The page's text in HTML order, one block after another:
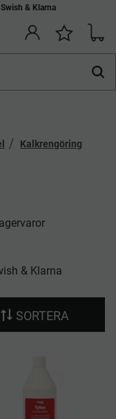
& Klarna
Kalkrengöring
& Klarna
SORTERA